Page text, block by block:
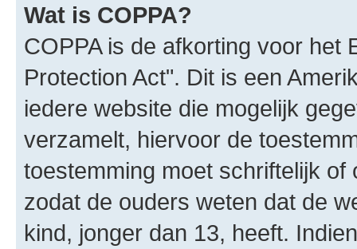
Wat is COPPA?
COPPA is de afkorting voor het
Protection Act". Dit is een
iedere website die mogelijk
verzamelt, hiervoor de
toestemming moet schriftelijk
zodat de ouders weten dat de
kind, jonger dan 13, heeft.